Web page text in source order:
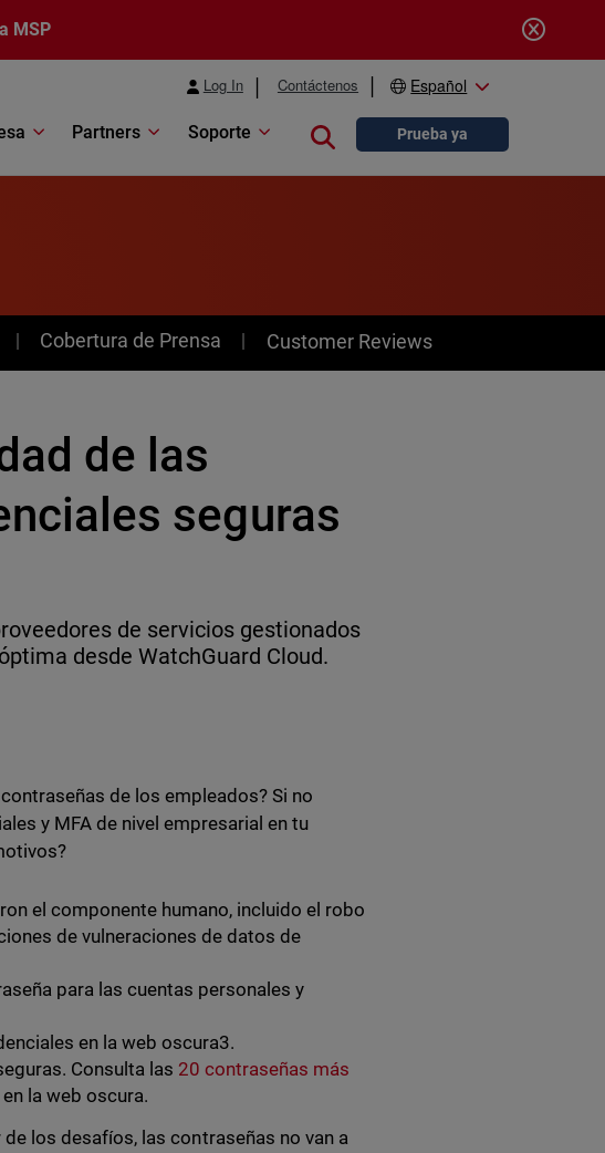
MSP
Log In Contáctenos Español
Partners Soporte Close searchPrueba ya
Cobertura de Prensa Customer Reviews
de las
seguras
de servicios gestionados
desde WatchGuard Cloud.
de los empleados? Si no
y MFA de nivel empresarial en tu
el componente humano, incluido el robo
de vulneraciones de datos de
para las cuentas personales y
en la web oscura3.
Consulta las 20 contraseñas más
la web oscura.
de los desafíos, las contraseñas no van a